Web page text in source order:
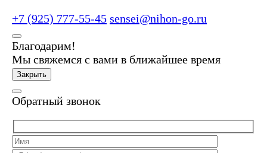
+7 (925) 777-55-45 sensei@nihon-go.ru
Благодарим!
Мы свяжемся с вами в ближайшее время
Закрыть
Обратный звонок